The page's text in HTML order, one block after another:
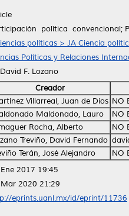
política convencional;
políticas > JA Ciencia
Políticas y Relaciones
F. Lozano
Creador
Villarreal, Juan de Dios NO
Maldonado, Lauro
NO
Rocha, Alberto
NO
Treviño, David Fernando
Terán, José Alejandro
NO
2017 19:45
2020 21:29
eprints.uanl.mx/id/eprint/11736